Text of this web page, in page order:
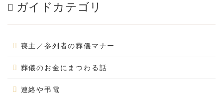
ガイドカテゴリ
喪主／参列者の葬儀マナー
葬儀のお金にまつわる話
連絡や弔電